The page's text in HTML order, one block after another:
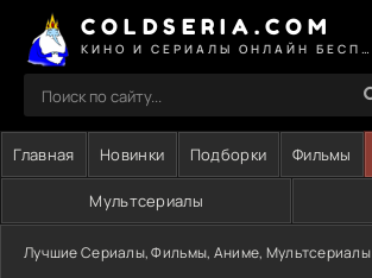
COLDSERIA.COM
Главная Новинки Подборки Фильмы
Мультсериалы
Лучшие Сериалы, Фильмы, Аниме, Мультсериалы